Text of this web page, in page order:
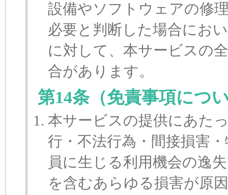
設備やソフトウェアの修
必要と判断した場合にお
に対して、本サービスの
合があります。
第14条（免責事項につ
本サービスの提供にあた
行・不法行為・間接損害
員に生じる利用機会の逸
を含むあらゆる損害が原